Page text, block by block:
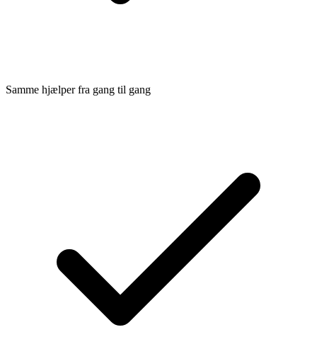
Samme hjælper fra gang til gang